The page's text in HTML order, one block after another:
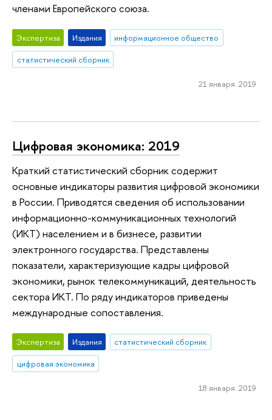
членами Европейского союза.
Экспертиза Издания
информационное общество
статистический сборник
21 января 2019
Цифровая экономика: 2019
Краткий статистический сборник содержит
основные индикаторы развития цифровой экономики
в России. Приводятся сведения об использовании
информационно-коммуникационных технологий
(ИКТ) населением и в бизнесе, развитии
электронного государства. Представлены
показатели, характеризующие кадры цифровой
экономики, рынок телекоммуникаций, деятельность
сектора ИКТ. По ряду индикаторов приведены
международные сопоставления.
Экспертиза Издания
статистический сборник
цифровая экономика
18 января 2019